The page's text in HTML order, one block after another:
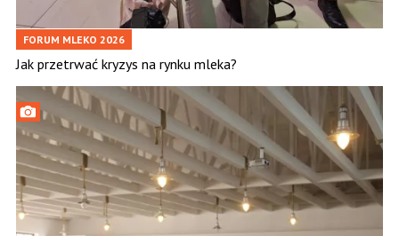
FORUM MLEKO 2026
Jak przetrwać kryzys na rynku mleka?